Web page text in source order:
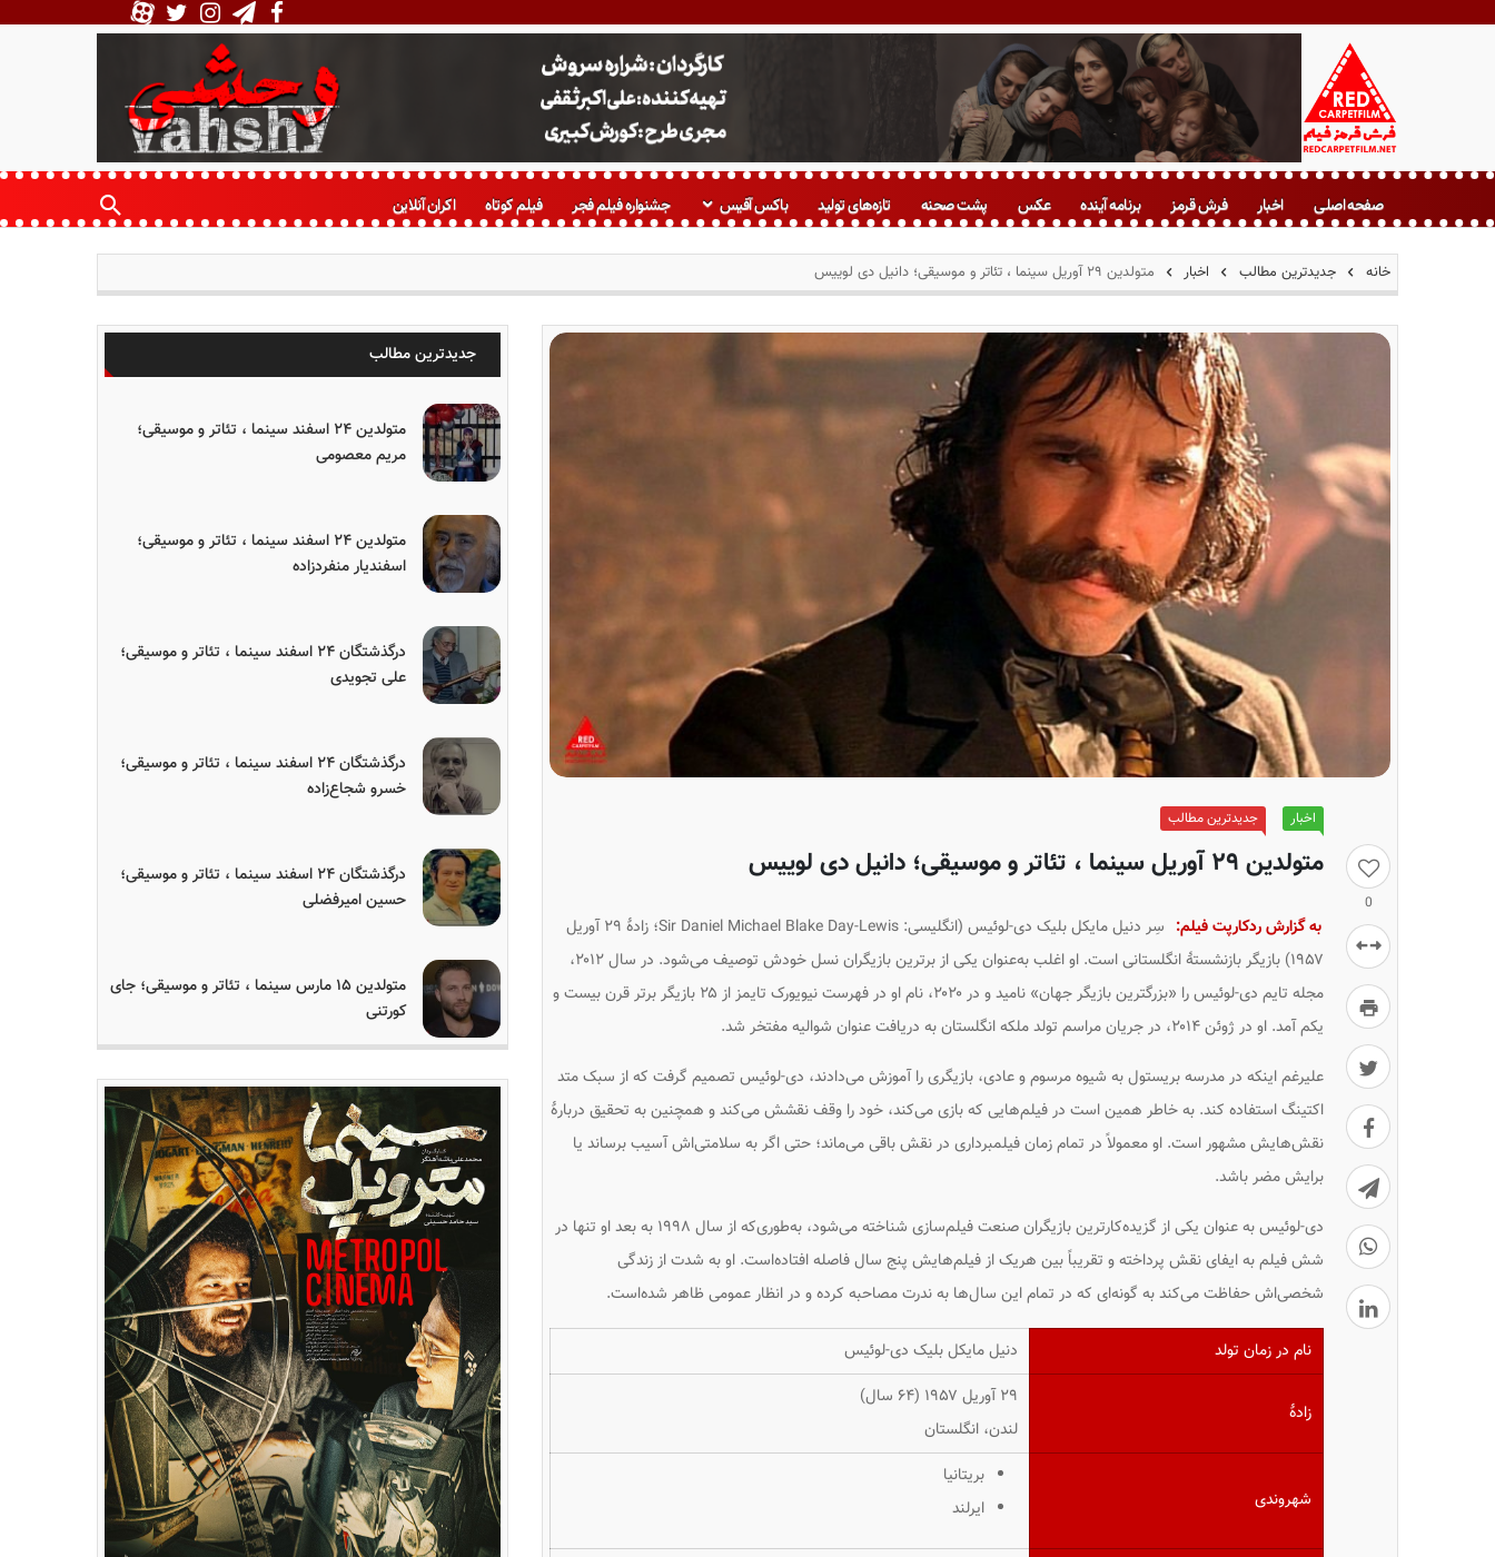
ف
ش
م
ز
صفحه اصلی اخبار فرش قرمز برنامه آینده عکس پشت صحنه تازه‌های تولید باکس آفیس جشنواره فیلم فجر فیلم کوتاه اکران آنلاین
خانه جدیدترین مطالب اخبار متولدین ۲۹ آوریل سینما ، تئاتر و موسیقی؛ دانیل دی لوییس
0
اخبار جدیدترین مطالب
متولدین ۲۹ آوریل سینما ، تئاتر و موسیقی؛ دانیل دی لوییس
به گزارش ردکارپت فیلم: سِر دنیل مایکل بلیک دی-لوئیس (انگلیسی: Sir Daniel Michael Blake Day-Lewis
؛ زادهٔ ۲۹ آوریل
۱۹۵۷) بازیگر بازنشستهٔ انگلستانی است. او اغلب به‌عنوان یکی از برترین بازیگران نسل خودش توصیف می‌شود. در سال ۲۰۱۲،
مجله تایم دی-لوئیس را «بزرگترین بازیگر جهان» نامید و در ۲۰۲۰، نام او در فهرست نیویورک تایمز
از ۲۵ بازیگر برتر قرن بیست و
یکم آمد. او در ژوئن ۲۰۱۴، در جریان مراسم تولد ملکه انگلستان به دریافت عنوان شوالیه مفتخر شد.
علیرغم اینکه در مدرسه بریستول به شیوه مرسوم و عادی، بازیگری را آموزش می‌دادند، دی-لوئیس تصمیم گرفت که از سبک متد
اکتینگ استفاده کند. به خاطر همین است در فیلم‌هایی که بازی می‌کند، خود را وقف نقشش می‌کند و همچنین به تحقیق دربارهٔ
نقش‌هایش مشهور است. او معمولاً در تمام زمان فیلمبرداری در نقش باقی می‌ماند؛ حتی اگر به سلامتی‌اش آسیب برساند یا
برایش مضر باشد.
دی-لوئیس به عنوان یکی از گزیده‌کارترین بازیگران صنعت فیلم‌سازی شناخته می‌شود، به‌طوری‌که از سال ۱۹۹۸ به بعد او تنها در
شش فیلم به ایفای نقش پرداخته و تقریباً بین هریک از فیلم‌هایش پنج سال فاصله افتاده‌است. او به شدت از زندگی
شخصی‌اش حفاظت می‌کند به گونه‌ای که در تمام این سال‌ها به ندرت مصاحبه کرده و در انظار عمومی ظاهر شده‌است.
نام در زمان تولد دنیل مایکل بلیک دی-لوئیس
زادهٔ
۲۹ آوریل ۱۹۵۷ ‏(۶۴ سال)
لندن، انگلستان
شهروندی
بریتانیا
ایرلند
جدیدترین مطالب
متولدین ۲۴ اسفند سینما ، تئاتر و موسیقی؛
مریم معصومی
متولدین ۲۴ اسفند سینما ، تئاتر و موسیقی؛
اسفندیار منفردزاده
درگذشتگان ۲۴ اسفند سینما ، تئاتر و موسیقی؛
علی تجویدی
درگذشتگان ۲۴ اسفند سینما ، تئاتر و موسیقی؛
خسرو شجاع‌زاده
درگذشتگان ۲۴ اسفند سینما ، تئاتر و موسیقی؛
حسین امیرفضلی
متولدین ۱۵ مارس سینما ، تئاتر و موسیقی؛ جای
کورتنی